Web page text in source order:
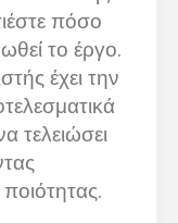
πόσο
το έργο.
έχει την
τελειώσει